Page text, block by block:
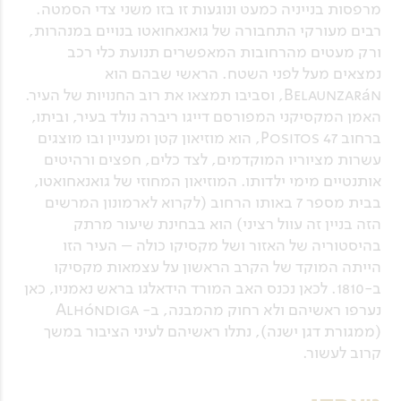
מרפסות בנייניה כמעט ונוגעות זו בזו משני צדי הסמטה.
רבים מעורקי התחבורה של גואנאחואטו בנויים במנהרות,
ורק מעטים מהרחובות המאפשרים תנועת כלי רכב
נמצאים מעל לפני השטח. הראשי שבהם הוא
Belaunzarán, וסביבו תמצאו את רוב החנויות של העיר.
האמן המקסיקני המפורסם דייגו ריברה נולד בעיר, וביתו,
ברחוב Positos 47, הוא מוזיאון קטן ומעניין ובו מוצגים
עשרות מציוריו המוקדמים, לצד כלים, חפצים ורהיטים
אותנטיים מימי ילדותו. המוזיאון המחוזי של גואנאחואטו,
בבית מספר 7 באותו הרחוב (לקרוא לארמונון המרשים
הזה בניין זה עוול רציני) הוא בבחינת שיעור מרתק
בהיסטוריה של האזור ושל מקסיקו כולה – העיר הזו
הייתה המוקד של הקרב הראשון על עצמאות מקסיקו
ב-1810. לכאן נכנס האב המורד הידאלגו בראש נאמניו, כאן
נערפו ראשיהם ולא רחוק מהמבנה, ב- Alhóndiga
(ממגורת דגן ישנה), נתלו ראשיהם לעיני הציבור במשך
קרוב לעשור.